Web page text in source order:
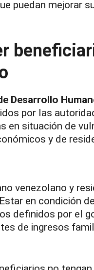
puedan mejorar
Desarrollo
por las
en situación de
y de
venezolano y
en condición
definidos por el
de ingresos